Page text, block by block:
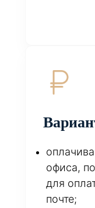
офиса,
для
почте;